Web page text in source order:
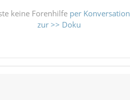
keine Forenhilfe per Konversation
zur >> Doku